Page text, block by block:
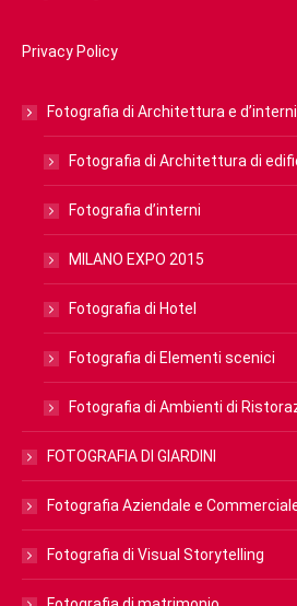
Privacy Policy
Fotografia di Architettura e d’interni
Fotografia di Architettura di
Fotografia d’interni
MILANO EXPO 2015
Fotografia di Hotel
Fotografia di Elementi scenici
Fotografia di Ambienti di
FOTOGRAFIA DI GIARDINI
Fotografia Aziendale e
Fotografia di Visual Storytelling